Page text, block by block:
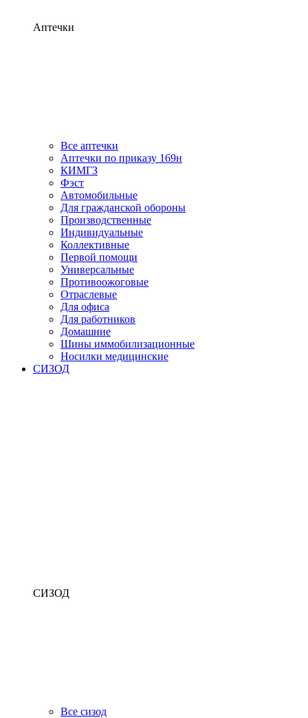
Аптечки
Все аптечки
Аптечки по приказу 169н
КИМГЗ
Фэст
Автомобильные
Для гражданской обороны
Производственные
Индивидуальные
Коллективные
Первой помощи
Универсальные
Противоожоговые
Отраслевые
Для офиса
Для работников
Домашние
Шины иммобилизационные
Носилки медицинские
СИЗОД
СИЗОД
Все сизод